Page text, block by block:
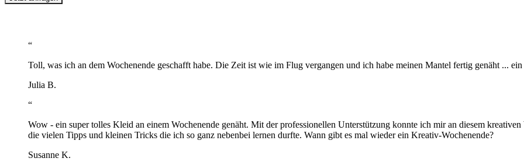
“
Toll, was ich an dem Wochenende geschafft habe. Die Zeit ist wie im Flug vergangen und ich habe meinen Mantel fertig genäht ...
Julia B.
“
Wow - ein super tolles Kleid an einem Wochenende genäht. Mit der professionellen Unterstützung konnte ich mir an diesem
die vielen Tipps und kleinen Tricks die ich so ganz nebenbei lernen durfte. Wann gibt es mal wieder ein Kreativ-Wochenende?
Susanne K.